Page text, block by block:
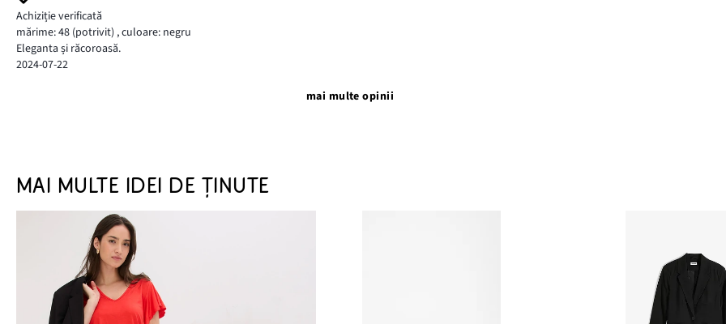
Achiziție verificată
mărime: 48 (potrivit) ,culoare: negru
Eleganta și răcoroasă.
2024-07-22
mai multe opinii
MAI MULTE IDEI DE ȚINUTE